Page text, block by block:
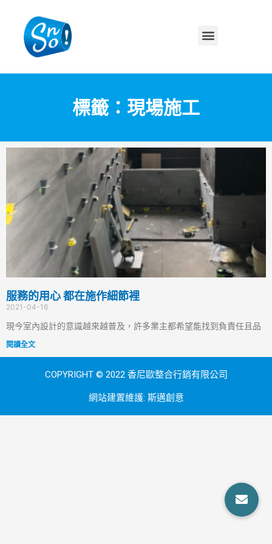
標籤：現場施工
服務的用心 都在施作細節裡
2021-04-16
現今室內設計的意識越來越普及，許多業主都希望能找到負責任且品
閱讀全文
COPYRIGHT © 2022 香尼歐整合行銷有限公司
網站建置維護: 斯邁創意